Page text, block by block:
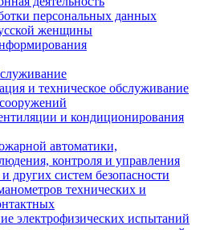
персональных данных
женщины
и техническое обслуживание
и кондиционирования
автоматики,
контроля и управления
других систем безопасности
технических и
электрофизических испытаний